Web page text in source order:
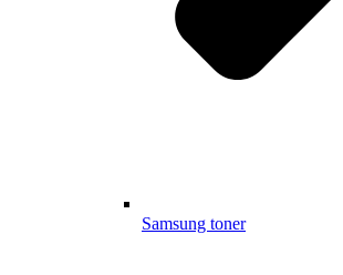
Samsung toner